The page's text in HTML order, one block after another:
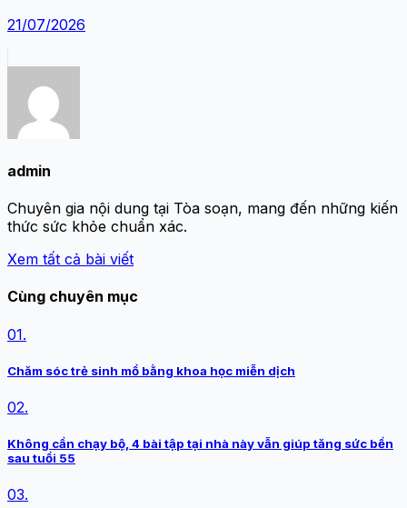
21/07/2026
admin
Chuyên gia nội dung tại Tòa soạn, mang đến những kiến
thức sức khỏe chuẩn xác.
Xem tất cả bài viết
Cùng chuyên mục
01.
Chăm sóc trẻ sinh mổ bằng khoa học miễn dịch
02.
Không cần chạy bộ, 4 bài tập tại nhà này vẫn giúp tăng sức bền
sau tuổi 55
03.